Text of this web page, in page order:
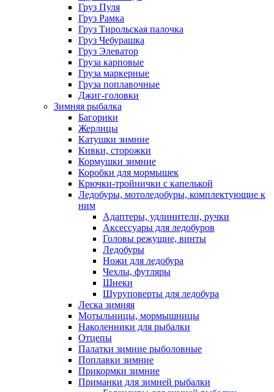
Груз Пуля
Груз Рамка
Груз Тирольская палочка
Груз Чебурашка
Груз Элеватор
Груза карповые
Груза маркерные
Груза поплавочные
Джиг-головки
Зимняя рыбалка
Багорики
Жерлицы
Катушки зимние
Кивки, сторожки
Кормушки зимние
Коробки для мормышек
Крючки-тройнички с капелькой
Ледобуры, мотоледобуры, комплектующие к
ним
Адаптеры, удлинители, ручки
Аксессуары для ледобуров
Головы режущие, винты
Ледобуры
Ножи для ледобура
Чехлы, футляры
Шнеки
Шуруповерты для ледобура
Леска зимняя
Мотыльницы, мормышницы
Наколенники для рыбалки
Отцепы
Палатки зимние рыболовные
Поплавки зимние
Прикормки зимние
Приманки для зимней рыбалки